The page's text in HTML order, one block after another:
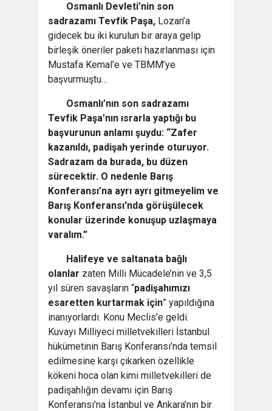
Osmanlı Devleti’nin son
sadrazamı Tevfik Paşa, Lozan’a
gidecek bu iki kurulun bir araya gelip
birleşik öneriler paketi hazırlanması için
Mustafa Kemal’e ve TBMM’ye
başvurmuştu…
Osmanlı’nın son sadrazamı
Tevfik Paşa’nın ısrarla yaptığı bu
başvurunun anlamı şuydu: “Zafer
kazanıldı, padişah yerinde oturuyor.
Sadrazam da burada, bu düzen
sürecektir. O nedenle Barış
Konferansı’na ayrı ayrı gitmeyelim ve
Barış Konferansı’nda görüşülecek
konular üzerinde konuşup uzlaşmaya
varalım.”
Halifeye ve saltanata bağlı
olanlar zaten Milli Mücadele’nin ve 3,5
yıl süren savaşların “padişahımızı
esaretten kurtarmak için” yapıldığına
inanıyorlardı. Konu Meclis’e geldi.
Kuvayı Milliyeci milletvekilleri İstanbul
hükümetinin Barış Konferansı’nda temsil
edilmesine karşı çıkarken özellikle
kökeni hoca olan kimi milletvekilleri de
padişahlığın devamı için Barış
Konferansı’na İstanbul ve Ankara’nın bir